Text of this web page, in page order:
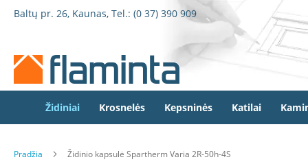
Pereiti
Baltų pr. 26, Kaunas, Tel.: (0 37) 390 909
Židinio
Dorako
Linea
Spartherm
Židiniai Krosnelės Kepsninės Katilai
Pradžia Židinio kapsulė Spartherm Varia 2R-50h-4S